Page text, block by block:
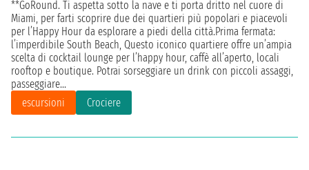
**GoRound. Ti aspetta sotto la nave e ti porta dritto nel cuore di
Miami, per farti scoprire due dei quartieri più popolari e piacevoli
per l’Happy Hour da esplorare a piedi della città.Prima fermata:
l’imperdibile South Beach, Questo iconico quartiere offre un’ampia
scelta di cocktail lounge per l’happy hour, caffè all’aperto, locali
rooftop e boutique. Potrai sorseggiare un drink con piccoli assaggi,
passeggiare...
escursioni
Crociere